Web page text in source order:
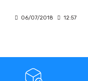
06/07/2018 12:57